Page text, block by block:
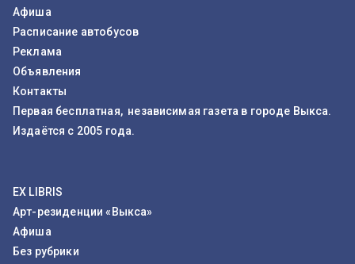
Афиша
Расписание автобусов
Реклама
Объявления
Контакты
Первая бесплатная, независимая газета в городе Выкса.
Издаётся с 2005 года.
EX LIBRIS
Арт-резиденции «Выкса»
Афиша
Без рубрики